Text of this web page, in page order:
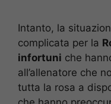
Intanto, la
complicata per la
infortuni che
all’allenatore che
tutta la rosa a